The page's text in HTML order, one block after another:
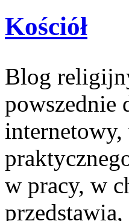
Kościół
Blog
powszednie
w pracy, w